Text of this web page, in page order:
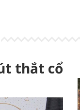
thắt cổ